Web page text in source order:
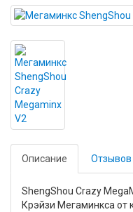
Описание Отзывов
ShengShou Crazy
Крэйзи Мегаминкса